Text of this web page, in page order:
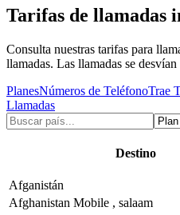
Tarifas de llamadas
Consulta nuestras tarifas para
llamadas. Las llamadas se
PlanesNúmeros de TeléfonoTrae
Llamadas
Destino
Afganistán
Afghanistan Mobile , salaam